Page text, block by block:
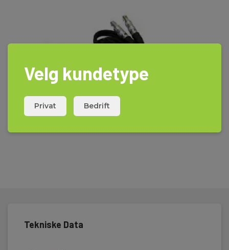
Tekniske Data
Velg kundetype
Privat Bedrift